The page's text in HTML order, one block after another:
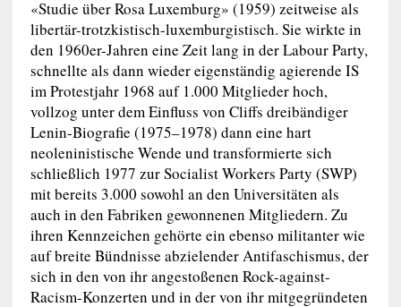
«Studie über Rosa Luxemburg» (1959) zeitweise als
libertär-trotzkistisch-luxemburgistisch. Sie wirkte in
den 1960er-Jahren eine Zeit lang in der Labour Party,
schnellte als dann wieder eigenständig agierende IS
im Protestjahr 1968 auf 1.000 Mitglieder hoch,
vollzog unter dem Einfluss von Cliffs dreibändiger
Lenin-Biografie (1975–1978) dann eine hart
neoleninistische Wende und transformierte sich
schließlich 1977 zur Socialist Workers Party (SWP)
mit bereits 3.000 sowohl an den Universitäten als
auch in den Fabriken gewonnenen Mitgliedern. Zu
ihren Kennzeichen gehörte ein ebenso militanter wie
auf breite Bündnisse abzielender Antifaschismus, der
sich in den von ihr angestoßenen Rock-against-
Racism-Konzerten und in der von ihr mitgegründeten